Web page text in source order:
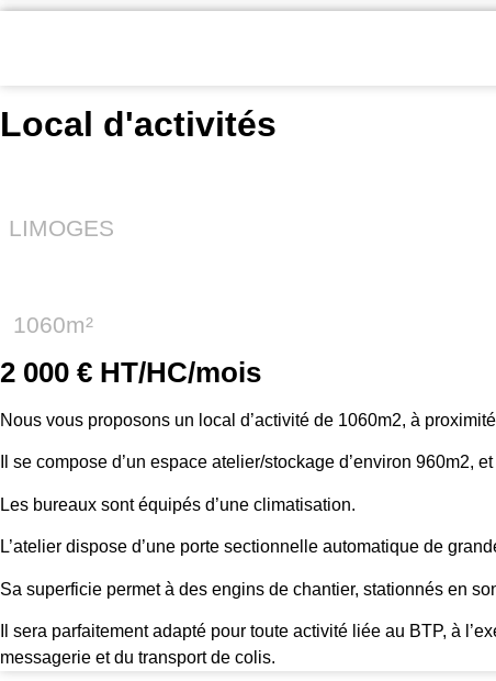
Local d'activités
LIMOGES
1060m²
2 000 € HT/HC/mois
Nous vous proposons un local d’activité de 1060m2, à
Il se compose d’un espace atelier/stockage d’environ 960m2,
Les bureaux sont équipés d’une climatisation.
L’atelier dispose d’une porte sectionnelle automatique de
Sa superficie permet à des engins de chantier, stationnés en
Il sera parfaitement adapté pour toute activité liée au BTP, à
messagerie et du transport de colis.